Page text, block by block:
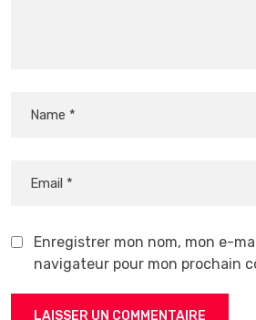
Enregistrer mon nom, mon e-
navigateur pour mon prochain